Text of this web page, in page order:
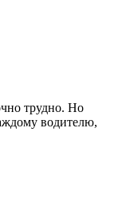
трудно. Но
водителю,